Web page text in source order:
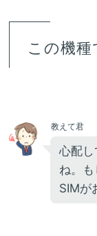
この機
教えて君
心配
ね。
SIMが